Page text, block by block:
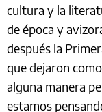
cultura y la
de época y
después la
que dejaron
alguna manera
estamos